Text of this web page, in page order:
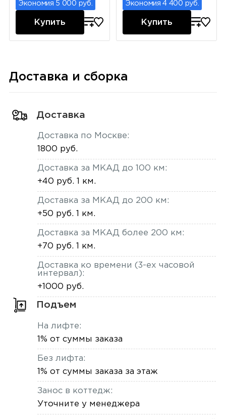
Экономия 5 000 руб.
Купить
Экономия 4 400 руб.
Купить
Доставка и сборка
Доставка
Доставка по Москве:
1800 руб.
Доставка за МКАД до 100 км:
+40 руб. 1 км.
Доставка за МКАД до 200 км:
+50 руб. 1 км.
Доставка за МКАД более 200 км:
+70 руб. 1 км.
Доставка ко времени (3-ех часовой
интервал):
+1000 руб.
Подъем
На лифте:
1% от суммы заказа
Без лифта:
1% от суммы заказа за этаж
Занос в коттедж:
Уточните у менеджера